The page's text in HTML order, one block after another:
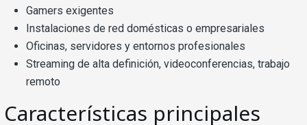
Gamers exigentes
Instalaciones de red domésticas o empresariales
Oficinas, servidores y entornos profesionales
Streaming de alta definición, videoconferencias, trabajo
remoto
Características principales